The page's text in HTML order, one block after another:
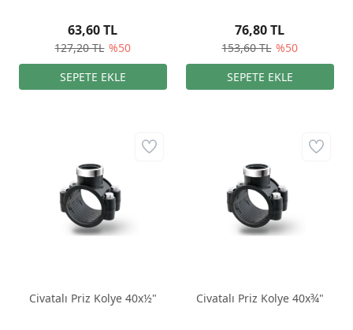
127,20 TL %50
63,60 TL
153,60 TL %50
76,80 TL
Civatalı Priz Kolye 40x½" Civatalı Priz Kolye 40x¾"